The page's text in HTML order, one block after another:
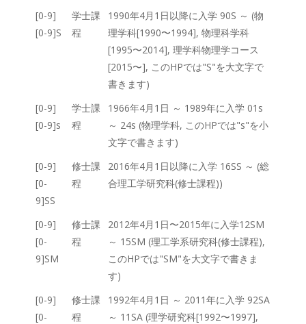
[0-9]
[0-9]S
学士課
程
1990年4月1日以降に入学 90S ～ (物
理学科[1990〜1994], 物理科学科
[1995〜2014], 理学科物理学コース
[2015〜], このHPでは"S"を大文字で
書きます)
[0-9]
[0-9]s
学士課
程
1966年4月1日 ～ 1989年に入学 01s
～ 24s (物理学科, このHPでは"s"を小
文字で書きます)
[0-9]
[0-
9]SS
修士課
程
2016年4月1日以降に入学 16SS ～ (総
合理工学研究科(修士課程))
[0-9]
[0-
9]SM
修士課
程
2012年4月1日〜2015年に入学12SM
～ 15SM (理工学系研究科(修士課程),
このHPでは"SM"を大文字で書きま
す)
[0-9]
[0-
修士課
程
1992年4月1日 ～ 2011年に入学 92SA
～ 11SA (理学研究科[1992〜1997],